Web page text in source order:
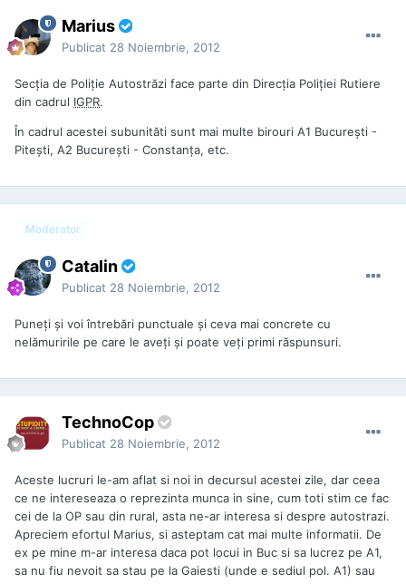
Marius
Publicat 28 Noiembrie, 2012
Secția de Poliție Autostrăzi face parte din Direcția Poliției Rutiere
din cadrul IGPR.
În cadrul acestei subunităti sunt mai multe birouri A1 București -
Pitești, A2 București - Constanța, etc.
Moderator
Catalin
Publicat 28 Noiembrie, 2012
Puneţi şi voi întrebări punctuale şi ceva mai concrete cu
nelămuririle pe care le aveţi şi poate veţi primi răspunsuri.
TechnoCop
Publicat 28 Noiembrie, 2012
Aceste lucruri le-am aflat si noi in decursul acestei zile, dar ceea
ce ne intereseaza o reprezinta munca in sine, cum toti stim ce fac
cei de la OP sau din rural, asta ne-ar interesa si despre autostrazi.
Apreciem efortul Marius, si asteptam cat mai multe informatii. De
ex pe mine m-ar interesa daca pot locui in Buc si sa lucrez pe A1,
sa nu fiu nevoit sa stau pe la Gaiesti (unde e sediul pol. A1) sau